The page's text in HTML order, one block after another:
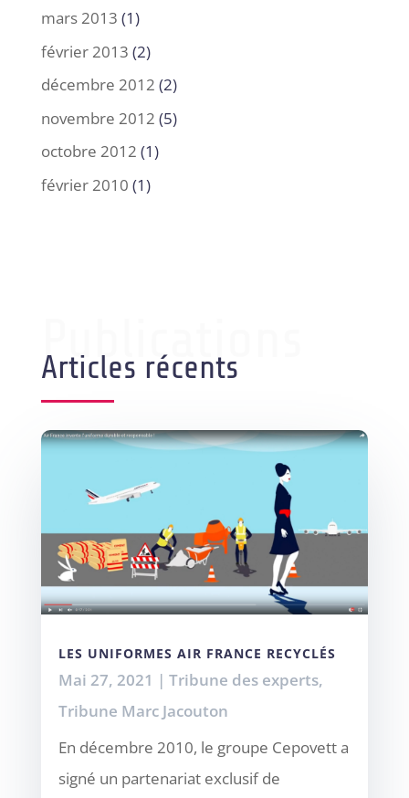
mars 2013 (1)
février 2013 (2)
décembre 2012 (2)
novembre 2012 (5)
octobre 2012 (1)
février 2010 (1)
Publications
Articles récents
LES UNIFORMES AIR FRANCE RECYCLÉS
Mai 27, 2021 | Tribune des experts,
Tribune Marc Jacouton
En décembre 2010, le groupe Cepovett a
signé un partenariat exclusif de